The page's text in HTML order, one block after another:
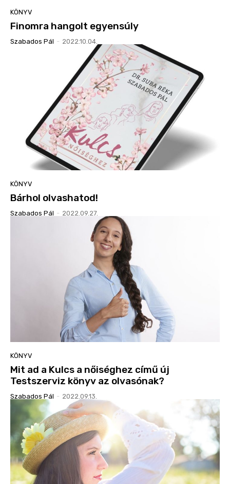
KÖNYV
Finomra hangolt egyensúly
Szabados Pál - 2022.10.04.
KÖNYV
Bárhol olvashatod!
Szabados Pál - 2022.09.27.
KÖNYV
Mit ad a Kulcs a nőiséghez című új
Testszerviz könyv az olvasónak?
Szabados Pál - 2022.09.13.